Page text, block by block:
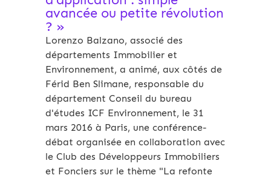
avancée ou petite révolution
? »
Lorenzo Balzano, associé des
départements Immobilier et
Environnement, a animé, aux côtés de
Férid Ben Slimane, responsable du
département Conseil du bureau
d'études ICF Environnement, le 31
mars 2016 à Paris, une conférence-
débat organisée en collaboration avec
le Club des Développeurs Immobiliers
et Fonciers sur le thème "La refonte